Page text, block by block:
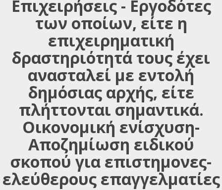
Επιχειρήσεις - Εργοδότες
των οποίων, είτε η
επιχειρηματική
δραστηριότητά τους έχει
ανασταλεί με εντολή
δημόσιας αρχής, είτε
πλήττονται σημαντικά.
Οικονομική ενίσχυση-
Αποζημίωση ειδικού
σκοπού για επιστημονες-
ελεύθερους επαγγελματίες